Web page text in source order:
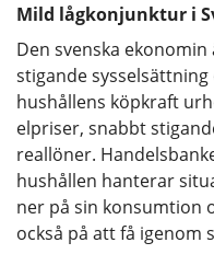
Mild lågkonjunktur i
Den svenska
stigande
hushållens köpkraft
elpriser, snabbt
reallöner.
hushållen hanterar
ner på sin konsumtion
också på att få igenom